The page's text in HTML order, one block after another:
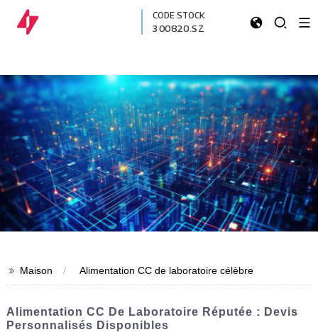
CODE STOCK
300820.SZ
>> Maison Alimentation CC de laboratoire célèbre
Alimentation CC De Laboratoire Réputée : Devis
Personnalisés Disponibles